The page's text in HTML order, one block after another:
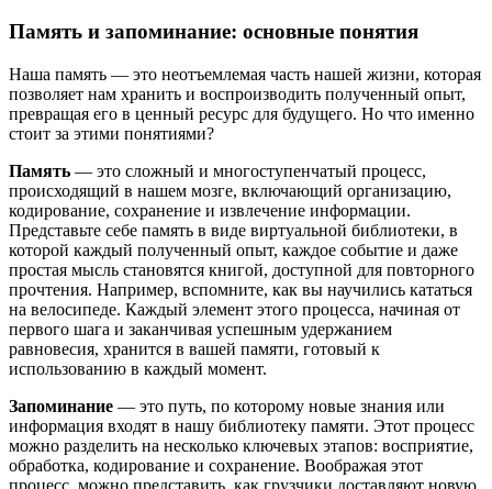
Память и запоминание: основные понятия
Наша память — это неотъемлемая часть нашей жизни, которая
позволяет нам хранить и воспроизводить полученный опыт,
превращая его в ценный ресурс для будущего. Но что именно
стоит за этими понятиями?
Память — это сложный и многоступенчатый процесс,
происходящий в нашем мозге, включающий организацию,
кодирование, сохранение и извлечение информации.
Представьте себе память в виде виртуальной библиотеки, в
которой каждый полученный опыт, каждое событие и даже
простая мысль становятся книгой, доступной для повторного
прочтения. Например, вспомните, как вы научились кататься
на велосипеде. Каждый элемент этого процесса, начиная от
первого шага и заканчивая успешным удержанием
равновесия, хранится в вашей памяти, готовый к
использованию в каждый момент.
Запоминание — это путь, по которому новые знания или
информация входят в нашу библиотеку памяти. Этот процесс
можно разделить на несколько ключевых этапов: восприятие,
обработка, кодирование и сохранение. Воображая этот
процесс, можно представить, как грузчики доставляют новую